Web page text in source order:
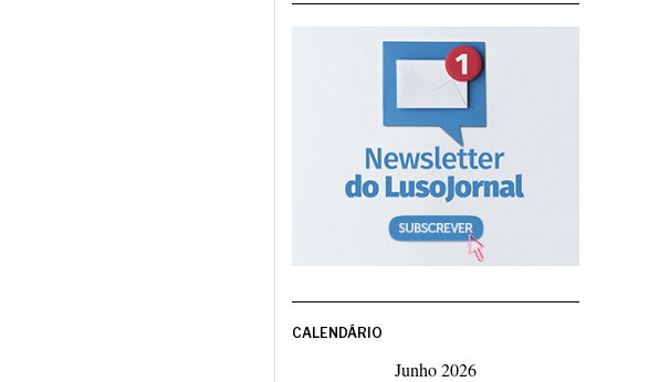
CALENDÁRIO
Junho 2026